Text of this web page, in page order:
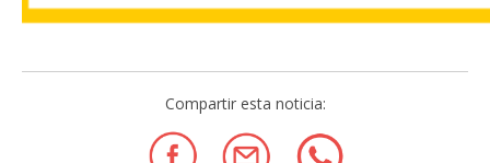
Compartir esta noticia: